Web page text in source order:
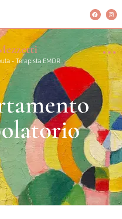
- Terapista EMDR